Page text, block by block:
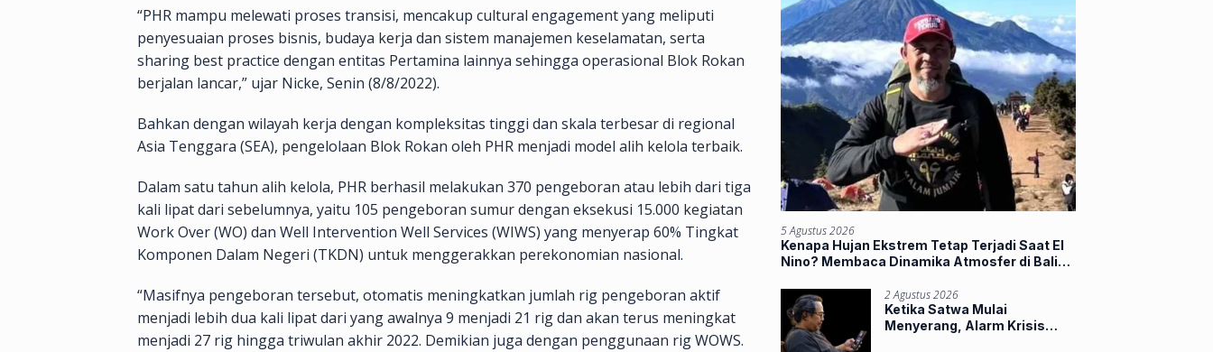
“PHR mampu melewati proses transisi, mencakup cultural engagement yang meliputi
penyesuaian proses bisnis, budaya kerja dan sistem manajemen keselamatan, serta
sharing best practice dengan entitas Pertamina lainnya sehingga operasional Blok Rokan
berjalan lancar,” ujar Nicke, Senin (8/8/2022).
Bahkan dengan wilayah kerja dengan kompleksitas tinggi dan skala terbesar di regional
Asia Tenggara (SEA), pengelolaan Blok Rokan oleh PHR menjadi model alih kelola terbaik.
Dalam satu tahun alih kelola, PHR berhasil melakukan 370 pengeboran atau lebih dari tiga
kali lipat dari sebelumnya, yaitu 105 pengeboran sumur dengan eksekusi 15.000 kegiatan
Work Over (WO) dan Well Intervention Well Services (WIWS) yang menyerap 60% Tingkat
Komponen Dalam Negeri (TKDN) untuk menggerakkan perekonomian nasional.
“Masifnya pengeboran tersebut, otomatis meningkatkan jumlah rig pengeboran aktif
menjadi lebih dua kali lipat dari yang awalnya 9 menjadi 21 rig dan akan terus meningkat
menjadi 27 rig hingga triwulan akhir 2022. Demikian juga dengan penggunaan rig WOWS.
5 Agustus 2026
Kenapa Hujan Ekstrem Tetap Terjadi Saat El
Nino? Membaca Dinamika Atmosfer di Balik
2 Agustus 2026
Ketika Satwa Mulai
Menyerang, Alarm Krisis